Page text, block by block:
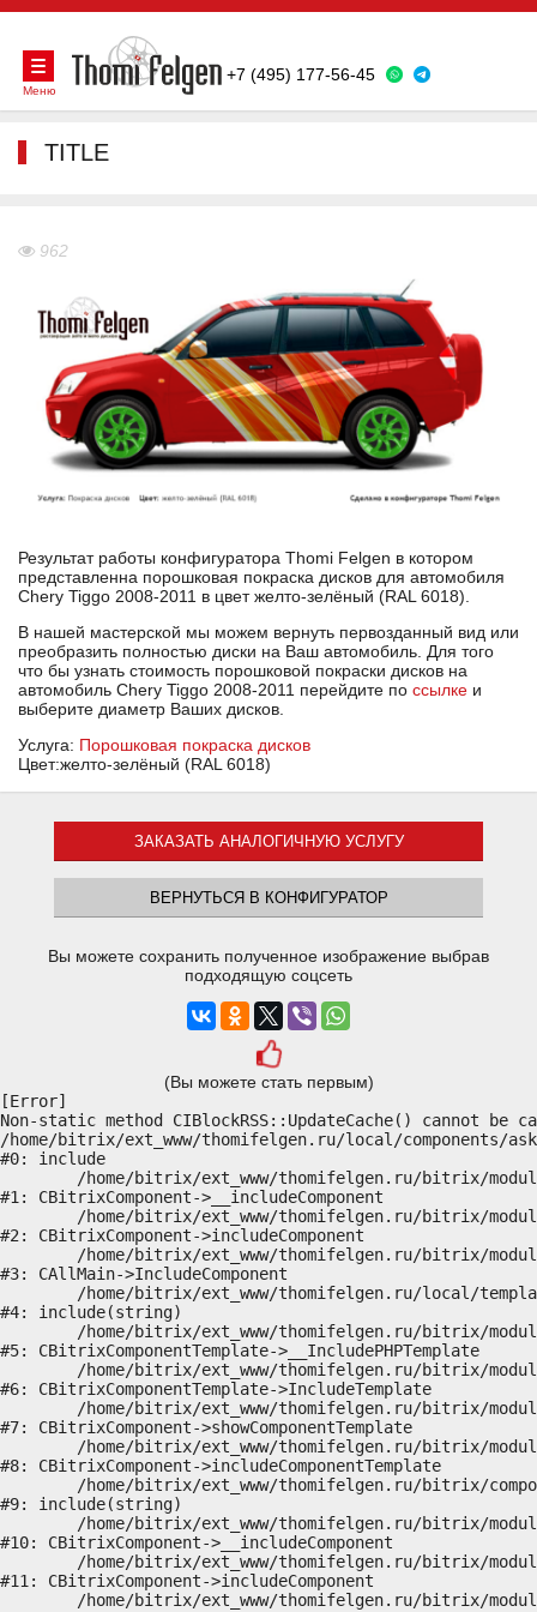
+7 (495) 177-56-45
Меню
TITLE
962
Результат работы конфигуратора Thomi Felgen в котором
представленна порошковая покраска дисков для автомобиля
Chery Tiggo 2008-2011 в цвет желто-зелёный (RAL 6018).
В нашей мастерской мы можем вернуть первозданный вид или
преобразить полностью диски на Ваш автомобиль. Для того
что бы узнать стоимость порошковой покраски дисков на
автомобиль Chery Tiggo 2008-2011 перейдите по ссылке и
выберите диаметр Ваших дисков.
Услуга: Порошковая покраска дисков
Цвет:желто-зелёный (RAL 6018)
ЗАКАЗАТЬ АНАЛОГИЧНУЮ УСЛУГУ
ВЕРНУТЬСЯ В КОНФИГУРАТОР
Вы можете сохранить полученное изображение выбрав
подходящую соцсеть
(Вы можете стать первым)
[Error]
Non-static method CIBlockRSS::UpdateCache() cannot
/home/bitrix/ext_www/thomifelgen.ru/local/components/
#0: include
#1: CBitrixComponent->__includeComponent
#2: CBitrixComponent->includeComponent
#3: CAllMain->IncludeComponent
#4: include(string)
#5: CBitrixComponentTemplate->__IncludePHPTemplate
#6: CBitrixComponentTemplate->IncludeTemplate
#7: CBitrixComponent->showComponentTemplate
#8: CBitrixComponent->includeComponentTemplate
#9: include(string)
#10: CBitrixComponent->__includeComponent
#11: CBitrixComponent->includeComponent